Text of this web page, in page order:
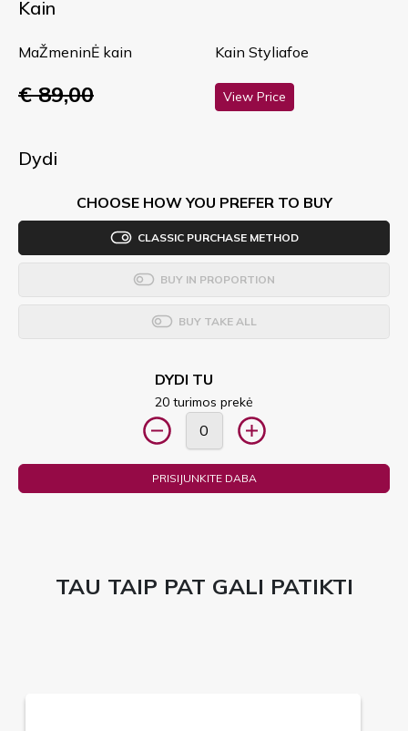
Kain
MaŽmeninĖ kain
€ 89,00
Kain Styliafoe
View Price
Dydi
CHOOSE HOW YOU PREFER TO BUY
CLASSIC PURCHASE METHOD
BUY IN PROPORTION
BUY TAKE ALL
DYDI TU
20 turimos prekė
PRISIJUNKITE DABA
TAU TAIP PAT GALI PATIKTI